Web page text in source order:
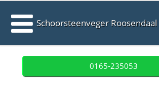
Schoorsteenveger Roosendaal
0165-235053